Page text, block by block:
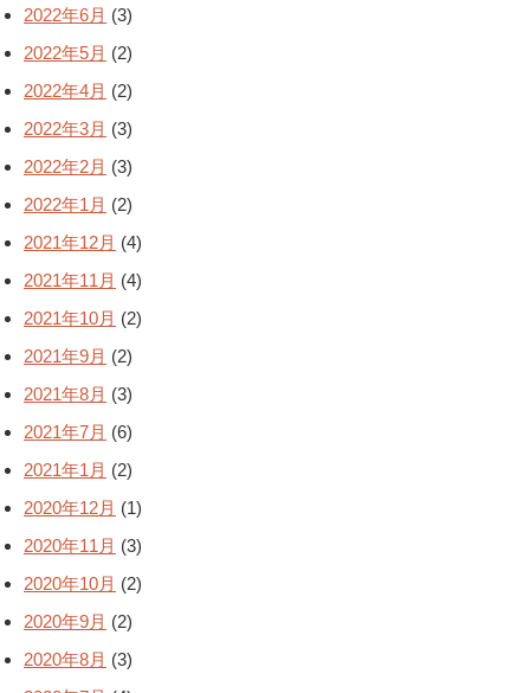
2022年6月 (3)
2022年5月 (2)
2022年4月 (2)
2022年3月 (3)
2022年2月 (3)
2022年1月 (2)
2021年12月 (4)
2021年11月 (4)
2021年10月 (2)
2021年9月 (2)
2021年8月 (3)
2021年7月 (6)
2021年1月 (2)
2020年12月 (1)
2020年11月 (3)
2020年10月 (2)
2020年9月 (2)
2020年8月 (3)